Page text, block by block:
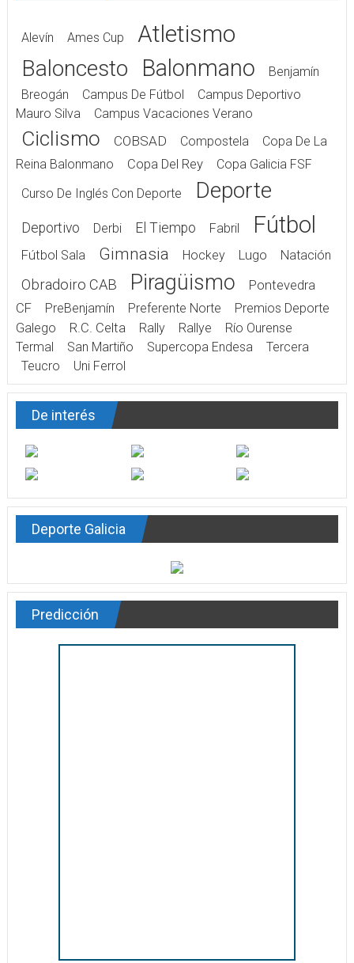
Alevín Ames Cup Atletismo
Baloncesto Balonmano
Benjamín
Breogán
Campus De Fútbol
Campus Deportivo
Mauro Silva
Campus Vacaciones Verano
Ciclismo COBSAD Compostela
Copa De La
Reina Balonmano
Copa Del Rey
Copa Galicia FSF
Curso De Inglés Con Deporte
Deporte
Deportivo Derbi El Tiempo Fabril Fútbol
Fútbol Sala Gimnasia Hockey Lugo Natación
Obradoiro CAB Piragüismo
Pontevedra
CF
PreBenjamín Preferente Norte
Premios Deporte
Galego
R.C. Celta Rally Rallye
Río Ourense
Termal
San Martiño Supercopa Endesa
Tercera
Teucro
Uni Ferrol
De interés
Deporte Galicia
Predicción